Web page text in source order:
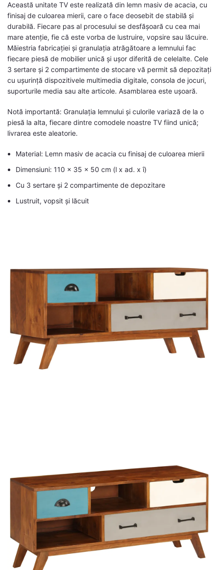
Această unitate TV este realizată din lemn masiv de acacia, cu
finisaj de culoarea mierii, care o face deosebit de stabilă și
durabilă. Fiecare pas al procesului se desfășoară cu cea mai
mare atenție, fie că este vorba de lustruire, vopsire sau lăcuire.
Măiestria fabricației și granulația atrăgătoare a lemnului fac
fiecare piesă de mobilier unică și ușor diferită de celelalte. Cele
3 sertare și 2 compartimente de stocare vă permit să depozitați
cu ușurință dispozitivele multimedia digitale, consola de jocuri,
suporturile media sau alte articole. Asamblarea este ușoară.
Notă importantă: Granulația lemnului și culorile variază de la o
piesă la alta, fiecare dintre comodele noastre TV fiind unică;
livrarea este aleatorie.
Material: Lemn masiv de acacia cu finisaj de culoarea mierii
Dimensiuni: 110 x 35 x 50 cm (l x ad. x î)
Cu 3 sertare și 2 compartimente de depozitare
Lustruit, vopsit și lăcuit